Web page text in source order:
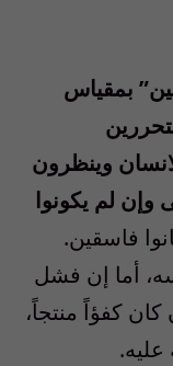
بمقياس
وينظرون
وإن لم يكونوا
فاسقين.
أما إن فشل
كفؤاً منتجاً،